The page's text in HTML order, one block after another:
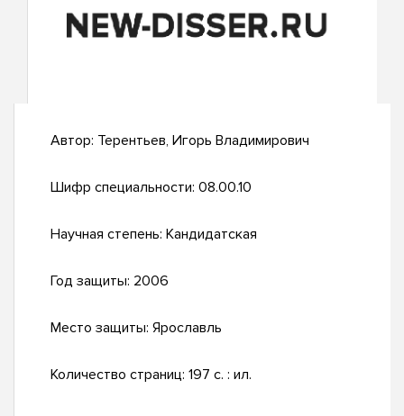
Автор: Терентьев, Игорь Владимирович
Шифр специальности: 08.00.10
Научная степень: Кандидатская
Год защиты: 2006
Место защиты: Ярославль
Количество страниц: 197 с. : ил.